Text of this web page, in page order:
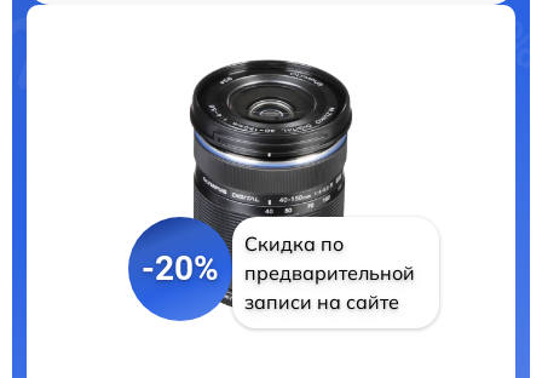
-20%
Скидка по
предварительной
записи на сайте